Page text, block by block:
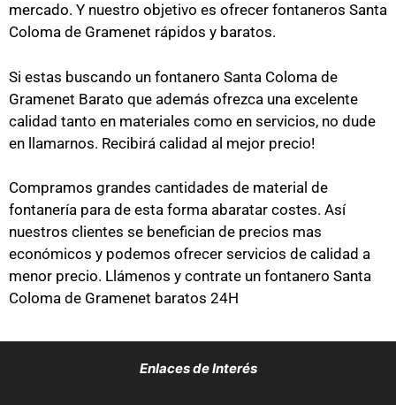
mercado. Y nuestro objetivo es ofrecer fontaneros Santa
Coloma de Gramenet rápidos y baratos.
Si estas buscando un fontanero Santa Coloma de
Gramenet Barato que además ofrezca una excelente
calidad tanto en materiales como en servicios, no dude
en llamarnos. Recibirá calidad al mejor precio!
Compramos grandes cantidades de material de
fontanería para de esta forma abaratar costes. Así
nuestros clientes se benefician de precios mas
económicos y podemos ofrecer servicios de calidad a
menor precio. Llámenos y contrate un fontanero Santa
Coloma de Gramenet baratos 24H
Enlaces de Interés